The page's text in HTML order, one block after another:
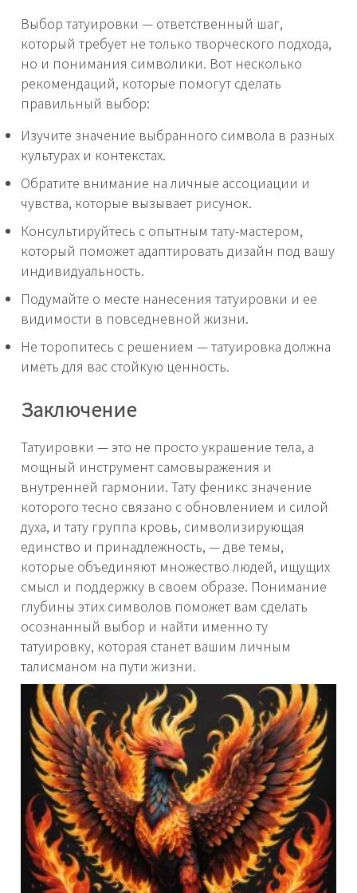
Выбор татуировки — ответственный шаг,
который требует не только творческого подхода,
но и понимания символики. Вот несколько
рекомендаций, которые помогут сделать
правильный выбор:
Изучите значение выбранного символа в разных
культурах и контекстах.
Обратите внимание на личные ассоциации и
чувства, которые вызывает рисунок.
Консультируйтесь с опытным тату-мастером,
который поможет адаптировать дизайн под вашу
индивидуальность.
Подумайте о месте нанесения татуировки и ее
видимости в повседневной жизни.
Не торопитесь с решением — татуировка должна
иметь для вас стойкую ценность.
Заключение
Татуировки — это не просто украшение тела, а
мощный инструмент самовыражения и
внутренней гармонии. Тату феникс значение
которого тесно связано с обновлением и силой
духа, и тату группа кровь, символизирующая
единство и принадлежность, — две темы,
которые объединяют множество людей, ищущих
смысл и поддержку в своем образе. Понимание
глубины этих символов поможет вам сделать
осознанный выбор и найти именно ту
татуировку, которая станет вашим личным
талисманом на пути жизни.